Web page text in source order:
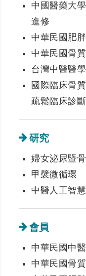
中國醫藥大
進修
中華民國肥
中華民國骨
台灣中醫醫
國際臨床骨
疏鬆臨床診
研究
婦女泌尿暨
甲襞微循環
中醫人工智
會員
中華民國中
中華民國骨